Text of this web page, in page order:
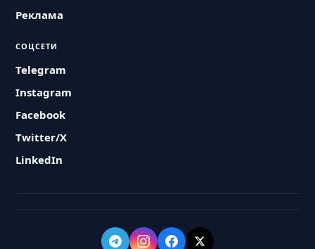
Реклама
СОЦСЕТИ
Telegram
Instagram
Facebook
Twitter/X
LinkedIn